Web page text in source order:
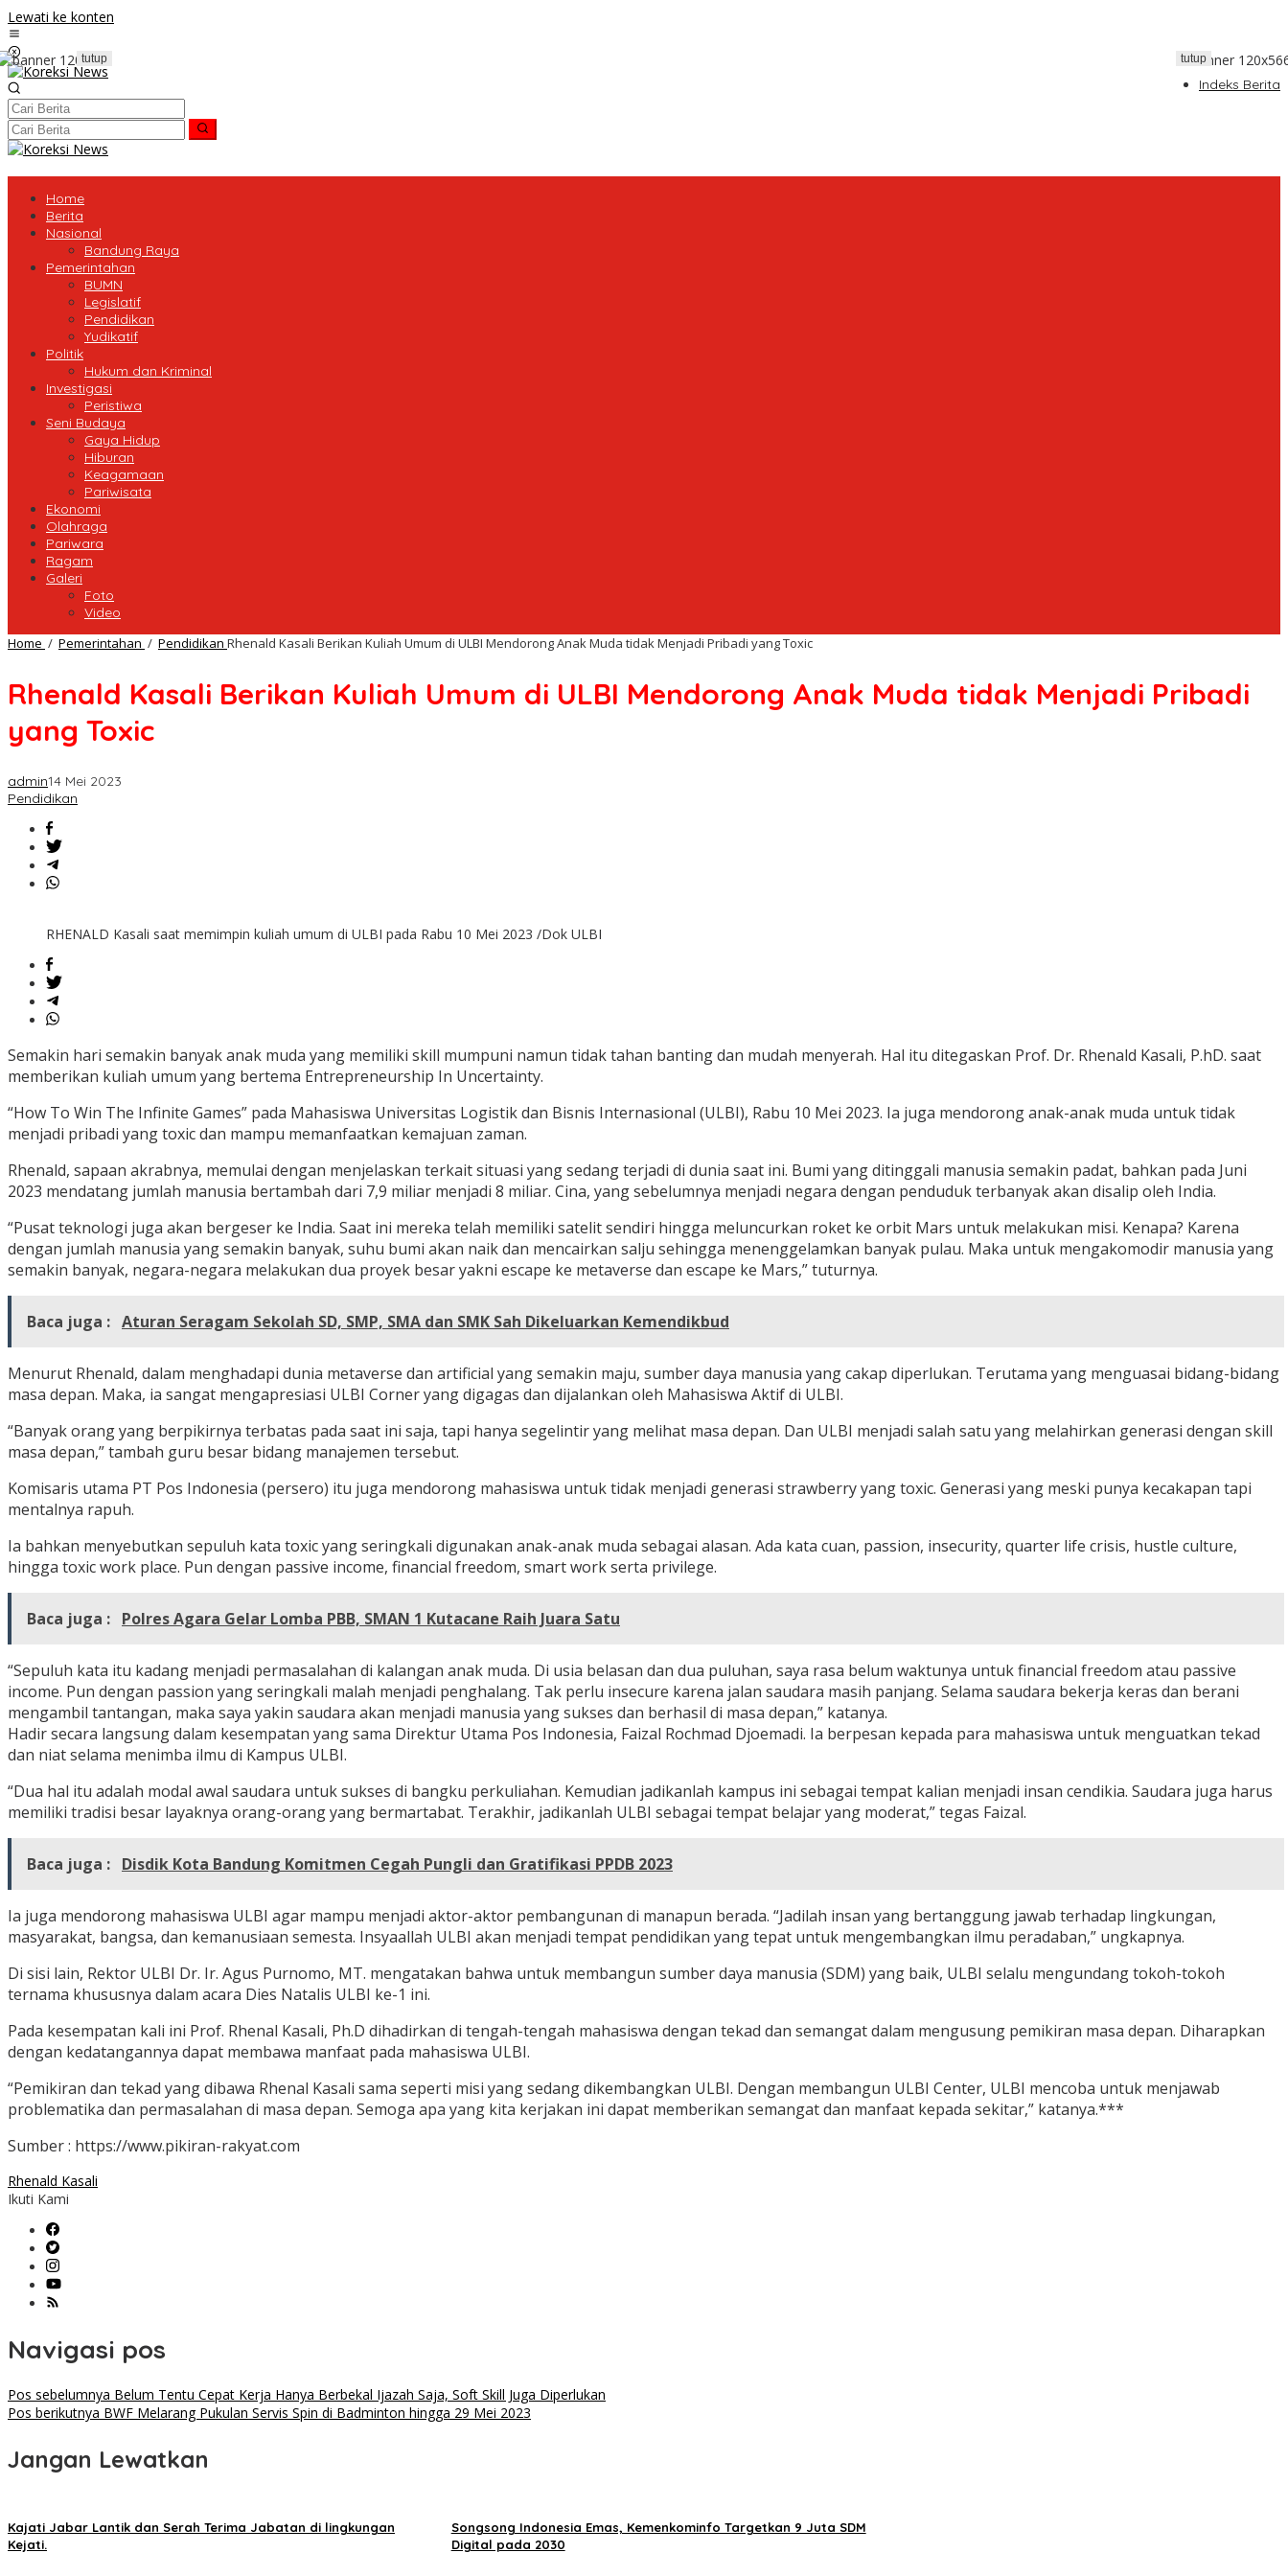
Lewati ke konten
Indeks Berita
Home
Berita
Nasional
Bandung Raya
Pemerintahan
BUMN
Legislatif
Pendidikan
Yudikatif
Politik
Hukum dan Kriminal
Investigasi
Peristiwa
Seni Budaya
Gaya Hidup
Hiburan
Keagamaan
Pariwisata
Ekonomi
Olahraga
Pariwara
Ragam
Galeri
Foto
Video
tutup tutup
Home / Pemerintahan / Pendidikan Rhenald Kasali Berikan Kuliah Umum di ULBI Mendorong Anak Muda tidak Menjadi Pribadi yang Toxic
Rhenald Kasali Berikan Kuliah Umum di ULBI Mendorong Anak Muda tidak Menjadi Pribadi
yang Toxic
admin14 Mei 2023
Pendidikan
RHENALD Kasali saat memimpin kuliah umum di ULBI pada Rabu 10 Mei 2023 /Dok ULBI
Semakin hari semakin banyak anak muda yang memiliki skill mumpuni namun tidak tahan banting dan mudah menyerah. Hal itu ditegaskan Prof. Dr. Rhenald Kasali, P.hD. saat
memberikan kuliah umum yang bertema Entrepreneurship In Uncertainty.
“How To Win The Infinite Games” pada Mahasiswa Universitas Logistik dan Bisnis Internasional (ULBI), Rabu 10 Mei 2023. Ia juga mendorong anak-anak muda untuk tidak
menjadi pribadi yang toxic dan mampu memanfaatkan kemajuan zaman.
Rhenald, sapaan akrabnya, memulai dengan menjelaskan terkait situasi yang sedang terjadi di dunia saat ini. Bumi yang ditinggali manusia semakin padat, bahkan pada Juni
2023 mendatang jumlah manusia bertambah dari 7,9 miliar menjadi 8 miliar. Cina, yang sebelumnya menjadi negara dengan penduduk terbanyak akan disalip oleh India.
“Pusat teknologi juga akan bergeser ke India. Saat ini mereka telah memiliki satelit sendiri hingga meluncurkan roket ke orbit Mars untuk melakukan misi. Kenapa? Karena
dengan jumlah manusia yang semakin banyak, suhu bumi akan naik dan mencairkan salju sehingga menenggelamkan banyak pulau. Maka untuk mengakomodir manusia yang
semakin banyak, negara-negara melakukan dua proyek besar yakni escape ke metaverse dan escape ke Mars,” tuturnya.
Baca juga : Aturan Seragam Sekolah SD, SMP, SMA dan SMK Sah Dikeluarkan Kemendikbud
Menurut Rhenald, dalam menghadapi dunia metaverse dan artificial yang semakin maju, sumber daya manusia yang cakap diperlukan. Terutama yang menguasai bidang-bidang
masa depan. Maka, ia sangat mengapresiasi ULBI Corner yang digagas dan dijalankan oleh Mahasiswa Aktif di ULBI.
“Banyak orang yang berpikirnya terbatas pada saat ini saja, tapi hanya segelintir yang melihat masa depan. Dan ULBI menjadi salah satu yang melahirkan generasi dengan skill
masa depan,” tambah guru besar bidang manajemen tersebut.
Komisaris utama PT Pos Indonesia (persero) itu juga mendorong mahasiswa untuk tidak menjadi generasi strawberry yang toxic. Generasi yang meski punya kecakapan tapi
mentalnya rapuh.
Ia bahkan menyebutkan sepuluh kata toxic yang seringkali digunakan anak-anak muda sebagai alasan. Ada kata cuan, passion, insecurity, quarter life crisis, hustle culture,
hingga toxic work place. Pun dengan passive income, financial freedom, smart work serta privilege.
Baca juga : Polres Agara Gelar Lomba PBB, SMAN 1 Kutacane Raih Juara Satu
“Sepuluh kata itu kadang menjadi permasalahan di kalangan anak muda. Di usia belasan dan dua puluhan, saya rasa belum waktunya untuk financial freedom atau passive
income. Pun dengan passion yang seringkali malah menjadi penghalang. Tak perlu insecure karena jalan saudara masih panjang. Selama saudara bekerja keras dan berani
mengambil tantangan, maka saya yakin saudara akan menjadi manusia yang sukses dan berhasil di masa depan,” katanya.
Hadir secara langsung dalam kesempatan yang sama Direktur Utama Pos Indonesia, Faizal Rochmad Djoemadi. Ia berpesan kepada para mahasiswa untuk menguatkan tekad
dan niat selama menimba ilmu di Kampus ULBI.
“Dua hal itu adalah modal awal saudara untuk sukses di bangku perkuliahan. Kemudian jadikanlah kampus ini sebagai tempat kalian menjadi insan cendikia. Saudara juga harus
memiliki tradisi besar layaknya orang-orang yang bermartabat. Terakhir, jadikanlah ULBI sebagai tempat belajar yang moderat,” tegas Faizal.
Baca juga : Disdik Kota Bandung Komitmen Cegah Pungli dan Gratifikasi PPDB 2023
Ia juga mendorong mahasiswa ULBI agar mampu menjadi aktor-aktor pembangunan di manapun berada. “Jadilah insan yang bertanggung jawab terhadap lingkungan,
masyarakat, bangsa, dan kemanusiaan semesta. Insyaallah ULBI akan menjadi tempat pendidikan yang tepat untuk mengembangkan ilmu peradaban,” ungkapnya.
Di sisi lain, Rektor ULBI Dr. Ir. Agus Purnomo, MT. mengatakan bahwa untuk membangun sumber daya manusia (SDM) yang baik, ULBI selalu mengundang tokoh-tokoh
ternama khususnya dalam acara Dies Natalis ULBI ke-1 ini.
Pada kesempatan kali ini Prof. Rhenal Kasali, Ph.D dihadirkan di tengah-tengah mahasiswa dengan tekad dan semangat dalam mengusung pemikiran masa depan. Diharapkan
dengan kedatangannya dapat membawa manfaat pada mahasiswa ULBI.
“Pemikiran dan tekad yang dibawa Rhenal Kasali sama seperti misi yang sedang dikembangkan ULBI. Dengan membangun ULBI Center, ULBI mencoba untuk menjawab
problematika dan permasalahan di masa depan. Semoga apa yang kita kerjakan ini dapat memberikan semangat dan manfaat kepada sekitar,” katanya.***
Sumber : https://www.pikiran-rakyat.com
Rhenald Kasali
Ikuti Kami
Navigasi pos
Pos sebelumnya Belum Tentu Cepat Kerja Hanya Berbekal Ijazah Saja, Soft Skill Juga Diperlukan
Pos berikutnya BWF Melarang Pukulan Servis Spin di Badminton hingga 29 Mei 2023
Jangan Lewatkan
Kajati Jabar Lantik dan Serah Terima Jabatan di lingkungan
Kejati.
Songsong Indonesia Emas, Kemenkominfo Targetkan 9 Juta SDM
Digital pada 2030